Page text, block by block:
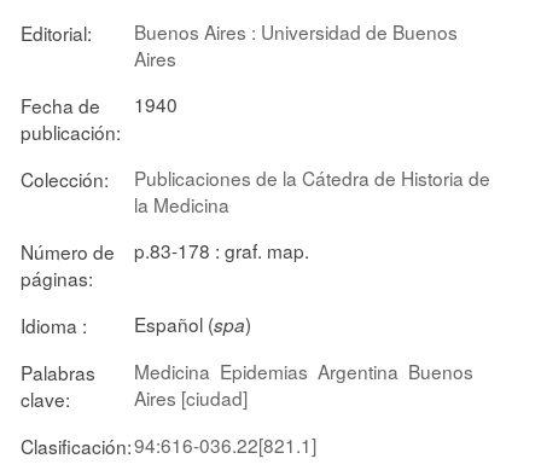
Editorial:
Buenos Aires : Universidad de Buenos
Aires
Fecha de
publicación:
1940
Colección:
Publicaciones de la Cátedra de Historia de
la Medicina
Número de
páginas:
p.83-178 : graf. map.
Idioma : Español (spa)
Palabras
clave:
Medicina Epidemias Argentina Buenos
Aires [ciudad]
Clasificación:94:616-036.22[821.1]